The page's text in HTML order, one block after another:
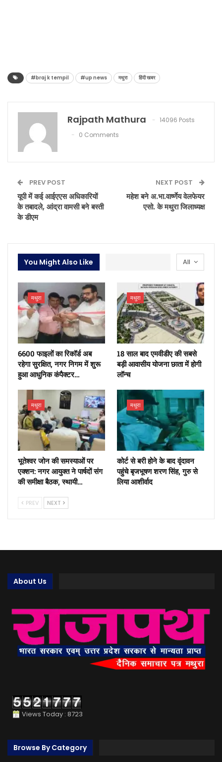
#braj k tempil #up news मथुरा हिंदी खबर
Rajpath Mathura
14096 Posts
0 Comments
PREV POST
यूपी में कई आईएएस अधिकारियों
के तबादले, आंद्रा वामसी बने बस्ती
के डीएम
NEXT POST
महेश बने अ.भा.वार्ष्णेय वेलफेयर
एसो. के मथुरा जिलाध्यक्ष
All
You Might Also Like
मथुरा
6600 फाइलों का रिकॉर्ड अब
रहेगा सुरक्षित, नगर निगम में शुरू
हुआ आधुनिक कंपैक्टर…
मथुरा
18 साल बाद एमवीडीए की सबसे
बड़ी आवासीय योजना छाता में होगी
लॉन्च
मथुरा
भूतेश्वर जोन की समस्याओं पर
एक्शन: नगर आयुक्त ने पार्षदों संग
की समीक्षा बैठक, स्थायी…
मथुरा
कोर्ट से बरी होने के बाद वृंदावन
पहुंचे बृजभूषण शरण सिंह, गुरु से
लिया आशीर्वाद
PREV NEXT
About Us
Views Today : 8723
Browse By Category